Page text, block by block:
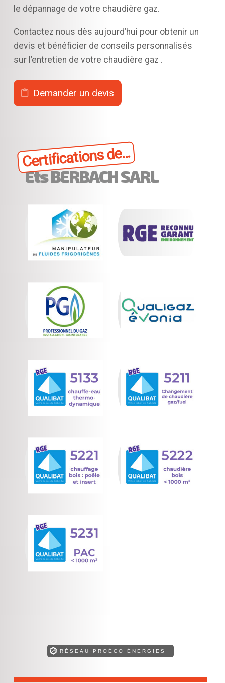
le dépannage de votre chaudière gaz.
Contactez nous dès aujourd’hui pour obtenir un
devis et bénéficier de conseils personnalisés
sur l’entretien de votre chaudière gaz .
Demander un devis
Certifications de...
Ets BERBACH SARL
RÉSEAU PROÉCO ÉNERGIES